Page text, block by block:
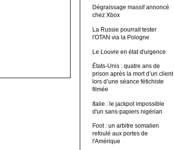
Dégraissage massif annoncé
chez Xbox
La Russie pourrait tester
l'OTAN via la Pologne
Le Louvre en état d'urgence
États-Unis : quatre ans de
prison après la mort d’un client
lors d’une séance fétichiste
filmée
Italie : le jackpot impossible
d'un sans-papiers nigérian
Foot : un arbitre somalien
refoulé aux portes de
l'Amérique